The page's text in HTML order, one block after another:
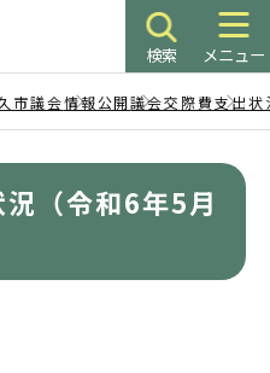
検索 メニュー
市議会情報公開議会交際費支出状
（令和6年5月